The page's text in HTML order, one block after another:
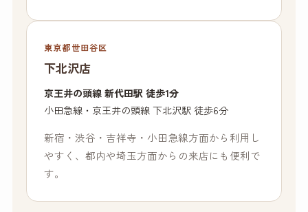
東京都世田谷区
下北沢店
京王井の頭線 新代田駅 徒歩1分
小田急線・京王井の頭線 下北沢駅 徒歩6分
新宿・渋谷・吉祥寺・小田急線方面から利用し
やすく、都内や埼玉方面からの来店にも便利で
す。